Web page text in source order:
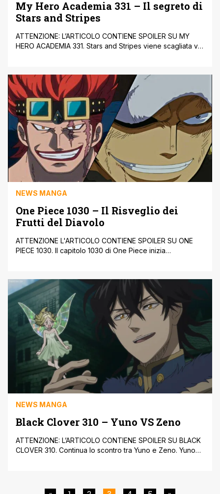
My Hero Academia 331 – Il segreto di
Stars and Stripes
ATTENZIONE: L’ARTICOLO CONTIENE SPOILER SU MY
HERO ACADEMIA 331. Stars and Stripes viene scagliata via
di Shigaraki sono cresciuti. Shigaraki prova a comprende
il funzionamento del Quirk di Stars: New Order. C'è un
limite alla forza che può generare, altrimenti [']
NEWS MANGA
One Piece 1030 – Il Risveglio dei
Frutti del Diavolo
ATTENZIONE L'ARTICOLO CONTIENE SPOILER SU ONE
PIECE 1030. Il capitolo 1030 di One Piece inizia
un'alleanza, nessuno dei due però si fida dell'altro. Nami
e Usop vedono le gambe di Kinemon che corrono e
chiedono soccorso. Dopo [']
NEWS MANGA
Black Clover 310 – Yuno VS Zeno
ATTENZIONE: L’ARTICOLO CONTIENE SPOILER SU BLACK
CLOVER 310. Continua lo scontro tra Yuno e Zeno. Yuno
maggiore, ma non ci viene mostrato il suo volto, [']